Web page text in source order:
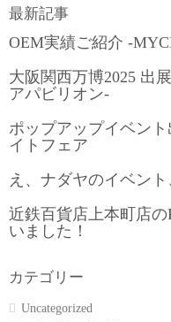
最新記事
OEM実績ご紹介 -
大阪関西万博2025 出
アパビリオン-
ポップアップイベン
イトフェア
え、ナダヤのイベン
近鉄百貨店上本町店の
いました！
カテゴリー
Uncategorized